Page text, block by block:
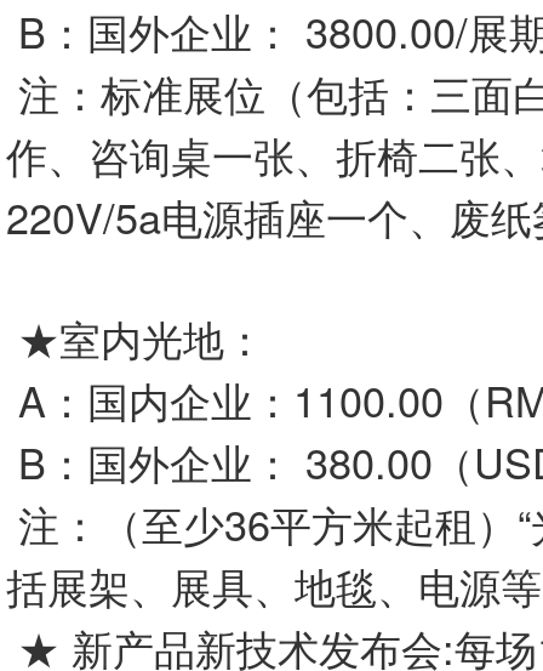
B：国外企业： 3800.00/展
注：标准展位（包括：三面
作、咨询桌一张、折椅二张
220V/5a电源插座一个、废
★室内光地：
A：国内企业：1100.00（
B：国外企业： 380.00（
注：（至少36平方米起租）
括展架、展具、地毯、电源
★ 新产品新技术发布会:每